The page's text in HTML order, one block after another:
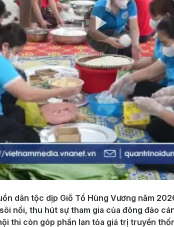
Play
Video
dân tộc dịp Giỗ Tổ Hùng Vương năm
nổi, thu hút sự tham gia của đông đảo
thi còn góp phần lan tỏa giá trị truyền